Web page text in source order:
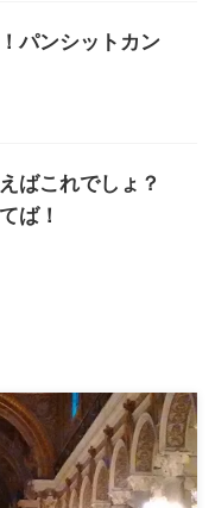
パンシットカン
ばこれでしょ？
ば！